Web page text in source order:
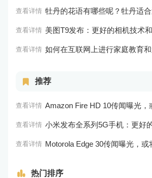
查看详情 牡丹的花语有哪些呢？牡丹适
查看详情 美图T9发布：更好的相机技术
查看详情 如何在互联网上进行家庭教育
推荐
查看详情 Amazon Fire HD 10传闻曝光，或将采用更为
查看详情 小米发布全系列5G手机：更好的处理
查看详情 Motorola Edge 30传闻曝光，或将采用更为
热门排序